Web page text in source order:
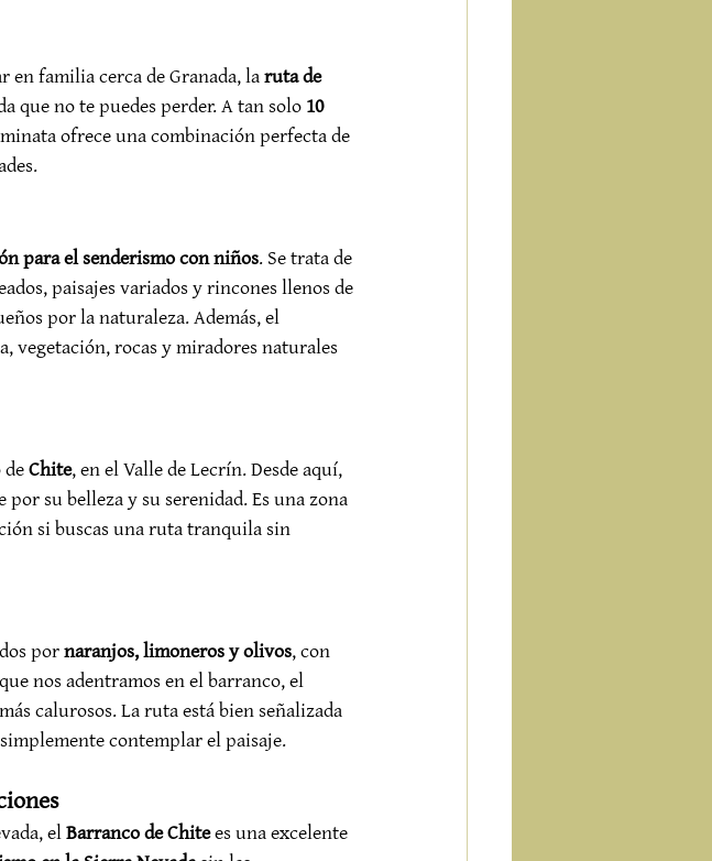
en familia cerca de Granada, la ruta de
que no te puedes perder. A tan solo 10
ofrece una combinación perfecta de
para el senderismo con niños. Se trata de
paisajes variados y rincones llenos de
por la naturaleza. Además, el
vegetación, rocas y miradores naturales
Chite, en el Valle de Lecrín. Desde aquí,
su belleza y su serenidad. Es una zona
si buscas una ruta tranquila sin
por naranjos, limoneros y olivos, con
nos adentramos en el barranco, el
calurosos. La ruta está bien señalizada
contemplar el paisaje.
el Barranco de Chite es una excelente